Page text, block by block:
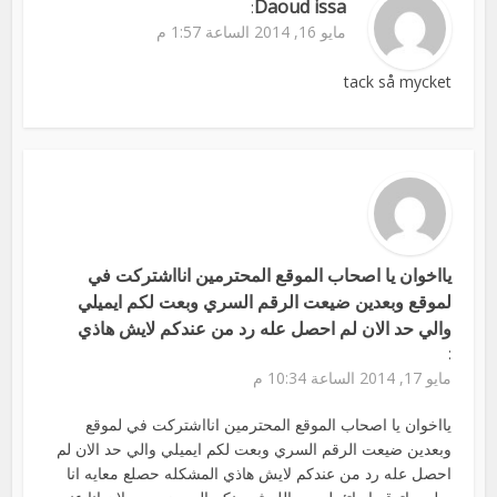
Daoud issa
:
مايو 16, 2014 الساعة 1:57 م
tack så mycket
يااخوان يا اصحاب الموقع المحترمين انااشتركت في
لموقع وبعدين ضيعت الرقم السري وبعت لكم ايميلي
والي حد الان لم احصل عله رد من عندكم لايش هاذي
:
مايو 17, 2014 الساعة 10:34 م
يااخوان يا اصحاب الموقع المحترمين انااشتركت في لموقع
وبعدين ضيعت الرقم السري وبعت لكم ايميلي والي حد الان لم
احصل عله رد من عندكم لايش هاذي المشكله حصلع معايه انا